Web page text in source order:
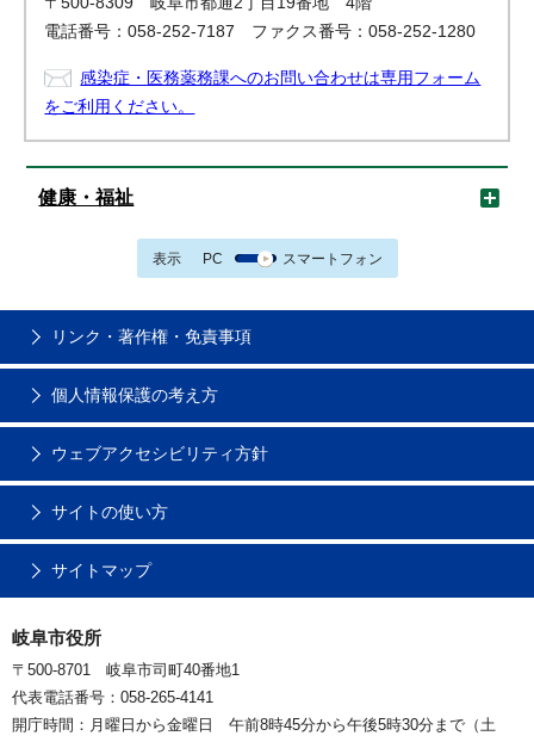
電話番号：058-252-7187 ファクス番号：058-252-1280
感染症・医務薬務課へのお問い合わせは専用フォーム
をご利用ください。
健康・福祉
表示 PC スマートフォン
リンク・著作権・免責事項
個人情報保護の考え方
ウェブアクセシビリティ方針
サイトの使い方
サイトマップ
岐阜市役所
〒500-8701 岐阜市司町40番地1
代表電話番号：058-265-4141
開庁時間：月曜日から金曜日 午前8時45分から午後5時30分まで（土